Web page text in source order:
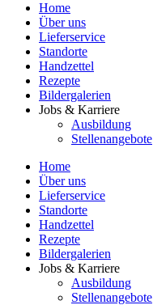
Home
Über uns
Lieferservice
Standorte
Handzettel
Rezepte
Bildergalerien
Jobs & Karriere
Ausbildung
Stellenangebote
Home
Über uns
Lieferservice
Standorte
Handzettel
Rezepte
Bildergalerien
Jobs & Karriere
Ausbildung
Stellenangebote